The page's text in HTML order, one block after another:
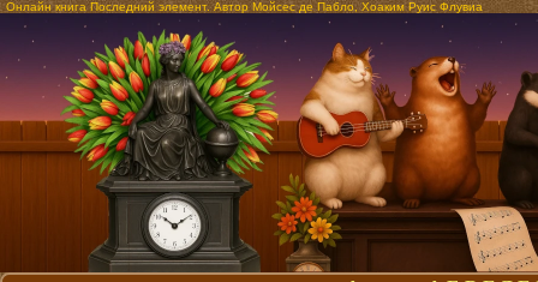
Онлайн книга Последний элемент. Автор Мойсес де Пабло, Хоаким Руис Флувиа